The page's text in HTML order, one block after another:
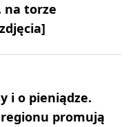
na torze
i o pieniądze.
regionu promują